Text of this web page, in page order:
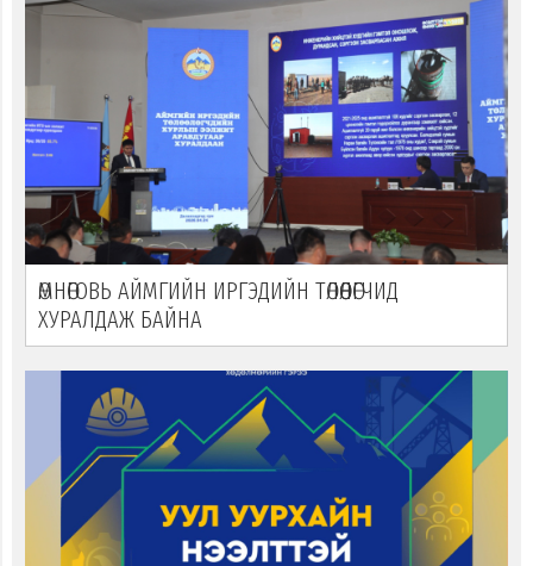
ӨМНӨГОВЬ АЙМГИЙН ИРГЭДИЙН ТӨЛӨӨЛӨГЧИД
ХУРАЛДАЖ БАЙНА